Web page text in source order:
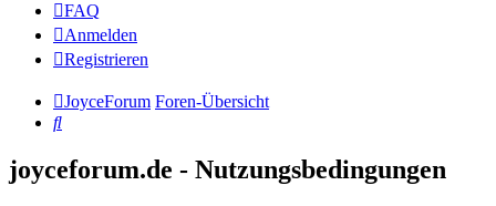
FAQ
Anmelden
Registrieren
JoyceForum Foren-Übersicht
Suche
joyceforum.de - Nutzungsbedingungen